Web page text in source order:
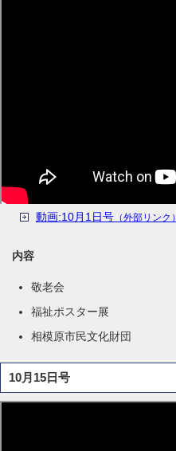
動画:10月1日号 （外部リンク）
内容
敬老会
福祉ポスター展
相模原市民文化財団
10月15日号